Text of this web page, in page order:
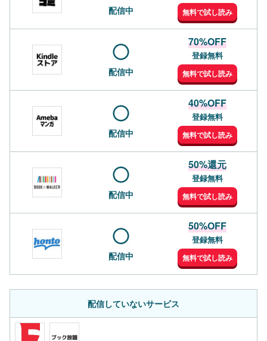
配信中 無料で試し読み
配信中
70%OFF
登録無料
無料で試し読み
配信中
40%OFF
登録無料
無料で試し読み
配信中
50%還元
登録無料
無料で試し読み
配信中
50%OFF
登録無料
無料で試し読み
配信していないサービス